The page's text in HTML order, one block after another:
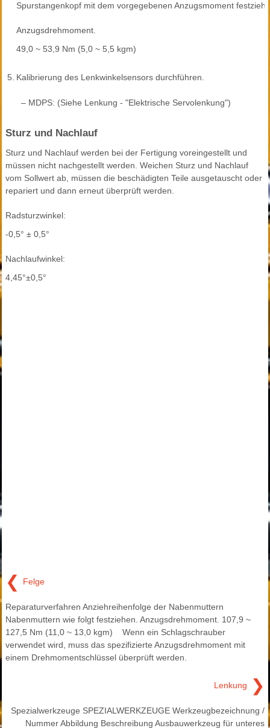
Spurstangenkopf mit dem vorgegebenen Anzugsmoment
Anzugsdrehmoment.
49,0 ~ 53,9 Nm (5,0 ~ 5,5 kgm)
5. Kalibrierung des Lenkwinkelsensors durchführen.
– MDPS: (Siehe Lenkung - "Elektrische Servolenkung")
Sturz und Nachlauf
Sturz und Nachlauf werden bei der Fertigung voreingestellt und
müssen nicht nachgestellt werden. Weichen Sturz und Nachlauf
vom Sollwert ab, müssen die beschädigten Teile ausgetauscht oder
repariert und dann erneut überprüft werden.
Radsturzwinkel:
-0,5° ± 0,5°
Nachlaufwinkel:
4,45°±0,5°
❮ Felge
Reparaturverfahren Anziehreihenfolge der Nabenmuttern
Nabenmuttern wie folgt festziehen. Anzugsdrehmoment. 107,9 ~
127,5 Nm (11,0 ~ 13,0 kgm) Wenn ein Schlagschrauber
verwendet wird, muss das spezifizierte Anzugsdrehmoment mit
einem Drehmomentschlüssel überprüft werden.
Lenkung ❯
Spezialwerkzeuge SPEZIALWERKZEUGE Werkzeugbezeichnung /
Nummer Abbildung Beschreibung Ausbauwerkzeug für unteres